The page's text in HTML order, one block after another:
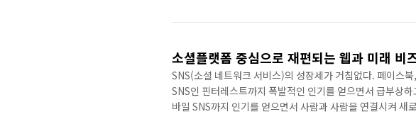
비즈니스에 관한 책입니다. 플랫폼을 이용해 새로운 비즈니
소셜플랫폼 중심으로 재편되는 웹과 미래 비
SNS(소셜 네트워크 서비스)의 성장세가 거침없다. 페이스
SNS인 핀터레스트까지 폭발적인 인기를 얻으면서 급부상
바일 SNS까지 인기를 얻으면서 사람과 사람을 연결시켜 새